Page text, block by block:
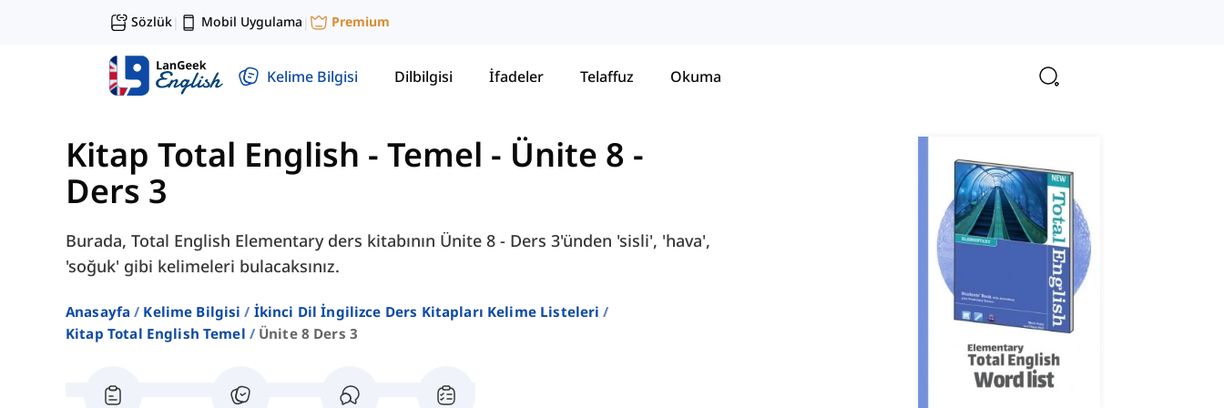
Sözlük| Mobil Uygulama | Premium
Kelime Bilgisi Dilbilgisi İfadeler Telaffuz Okuma
Kitap Total English - Temel - Ünite 8 -
Ders 3
Burada, Total English Elementary ders kitabının Ünite 8 - Ders 3'ünden 'sisli', 'hava',
'soğuk' gibi kelimeleri bulacaksınız.
Anasayfa Kelime Bilgisi
İkinci Dil İngilizce Ders Kitapları Kelime Listeleri
Kitap Total English Temel
Ünite 8 Ders 3